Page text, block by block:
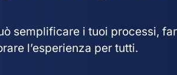
semplificare i tuoi processi,
l’esperienza per tutti.